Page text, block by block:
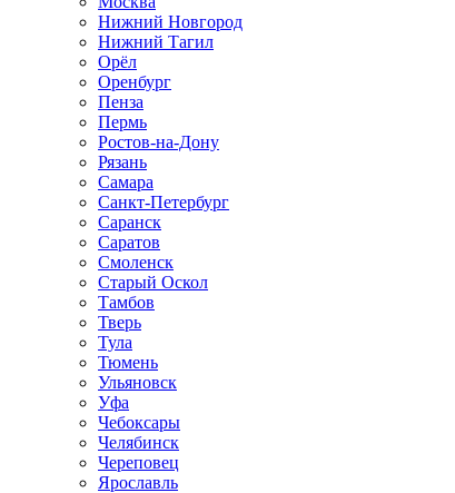
Нижний Новгород
Нижний Тагил
Орёл
Оренбург
Пенза
Пермь
Ростов‑на‑Дону
Рязань
Самара
Санкт‑Петербург
Саранск
Саратов
Смоленск
Старый Оскол
Тамбов
Тверь
Тула
Тюмень
Ульяновск
Уфа
Чебоксары
Челябинск
Череповец
Ярославль